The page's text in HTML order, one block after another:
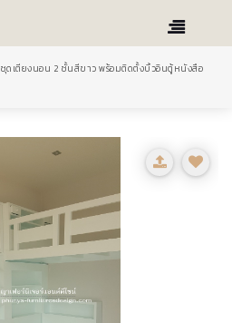
ชุดเตียงนอน 2 ชั้นสีขาว พร้อมติดตั้งบิ้วอินตู้หนังสือ